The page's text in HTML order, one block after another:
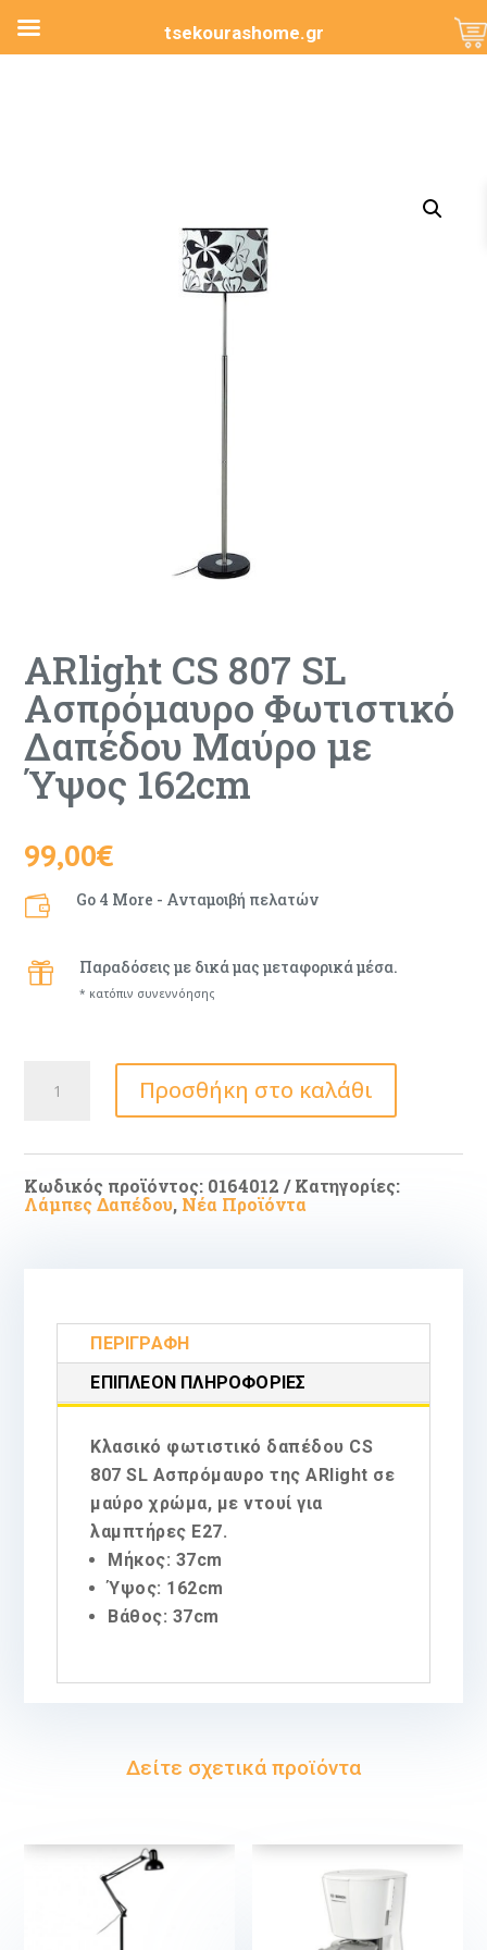
ARlight CS 807 SL
Aσπρόμαυρο Φωτιστικό
Δαπέδου Μαύρο με
Ύψος 162cm
99,00€
 Go 4 More - Ανταμοιβή πελατών
 Παραδόσεις με δικά μας μεταφορικά μέσα.
* κατόπιν συνεννόησης
Δαπέδου
Μαύρο
με
Προσθήκη στο καλάθι
Κωδικός προϊόντος: 0164012
Κατηγορίες:
Λάμπες Δαπέδου, Νέα Προϊόντα
ΠΕΡΙΓΡΑΦΉ
ΕΠΙΠΛΈΟΝ ΠΛΗΡΟΦΟΡΊΕΣ
Κλασικό φωτιστικό δαπέδου CS
807 SL Aσπρόμαυρο της ARlight σε
μαύρο χρώμα, με ντουί για
λαμπτήρες E27.
Μήκος: 37cm
Ύψος: 162cm
Βάθος: 37cm
Δείτε σχετικά προϊόντα
tsekourashome.gr